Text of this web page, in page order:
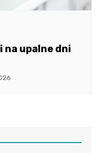
na upalne dni